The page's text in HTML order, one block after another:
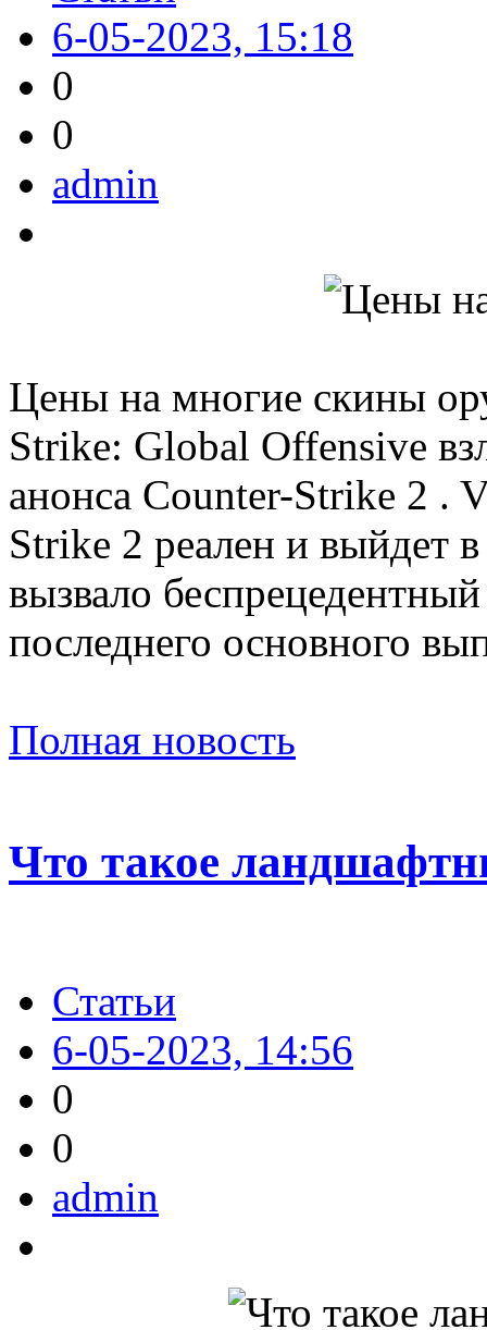
6-05-2023, 15:18
0
0
admin
Цены на многие скины
Strike: Global Offensive
анонса Counter-Strike 2 .
Strike 2 реален и выйдет
вызвало
последнего основного
Полная новость
Что такое
Статьи
6-05-2023, 14:56
0
0
admin